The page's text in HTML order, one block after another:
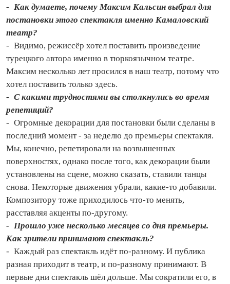
- Как думаете, почему Максим Кальсин выбрал для
постановки этого спектакля именно Камаловский
театр?
- Видимо, режиссёр хотел поставить произведение
турецкого автора именно в тюркоязычном театрe.
Максим несколько лет просился в наш театр, потому что
хотел поставить только здесь.
- С какими трудностями вы столкнулись во время
репетиций?
- Огромные декорации для постановки были сделаны в
последний момент - за неделю до премьеры спектакля.
Мы, конечно, репетировали на возвышенных
поверхностях, однако после того, как декорации были
установлены на сцене, можно сказать, ставили танцы
снова. Некоторые движения убрали, какие‑то добавили.
Композитору тоже приходилось что‑то менять,
расставляя акценты по‑другому.
- Прошло уже несколько месяцев со дня премьеры.
Как зрители принимают спектакль?
- Каждый раз спектакль идёт по‑разному. И публика
разная приходит в театр, и по‑разному принимают. В
первые дни спектакль шёл дольше. Мы сократили его, в